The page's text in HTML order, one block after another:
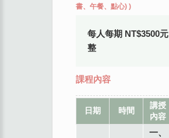
書、午餐、點心) )
每人每期 NT$3500元
整
課程內容
日期 時間
講授
內容
一、